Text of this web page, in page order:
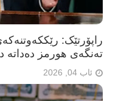
راپۆرتێک:
تەنگەی هورمز دەداتە
ئاب 04, 2026